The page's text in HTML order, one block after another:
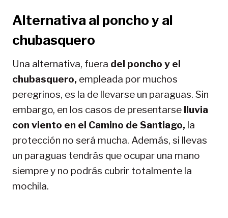
Alternativa al poncho y al
chubasquero
Una alternativa, fuera del poncho y el
chubasquero, empleada por muchos
peregrinos, es la de llevarse un paraguas. Sin
embargo, en los casos de presentarse lluvia
con viento en el Camino de Santiago, la
protección no será mucha. Además, si llevas
un paraguas tendrás que ocupar una mano
siempre y no podrás cubrir totalmente la
mochila.